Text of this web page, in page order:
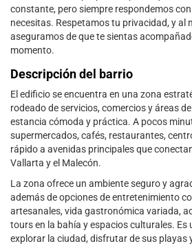
constante, pero siempre respondemos
necesitas. Respetamos tu privacidad, y al
aseguramos de que te sientas
momento.
Descripción del barrio
El edificio se encuentra en una zona
rodeado de servicios, comercios y áreas
estancia cómoda y práctica. A pocos
supermercados, cafés, restaurantes,
rápido a avenidas principales que
Vallarta y el Malecón.
La zona ofrece un ambiente seguro y
además de opciones de entretenimiento
artesanales, vida gastronómica variada,
tours en la bahía y espacios culturales. Es
explorar la ciudad, disfrutar de sus playas